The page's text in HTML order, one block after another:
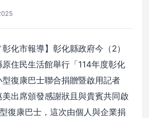
彰化市報導】彰化縣政府今（2）
原住民生活館舉行「114年度彰化
復康巴士聯合捐贈暨啟用記者
出席頒發感謝狀且與貴賓共同啟
復康巴士，這次由個人與企業捐